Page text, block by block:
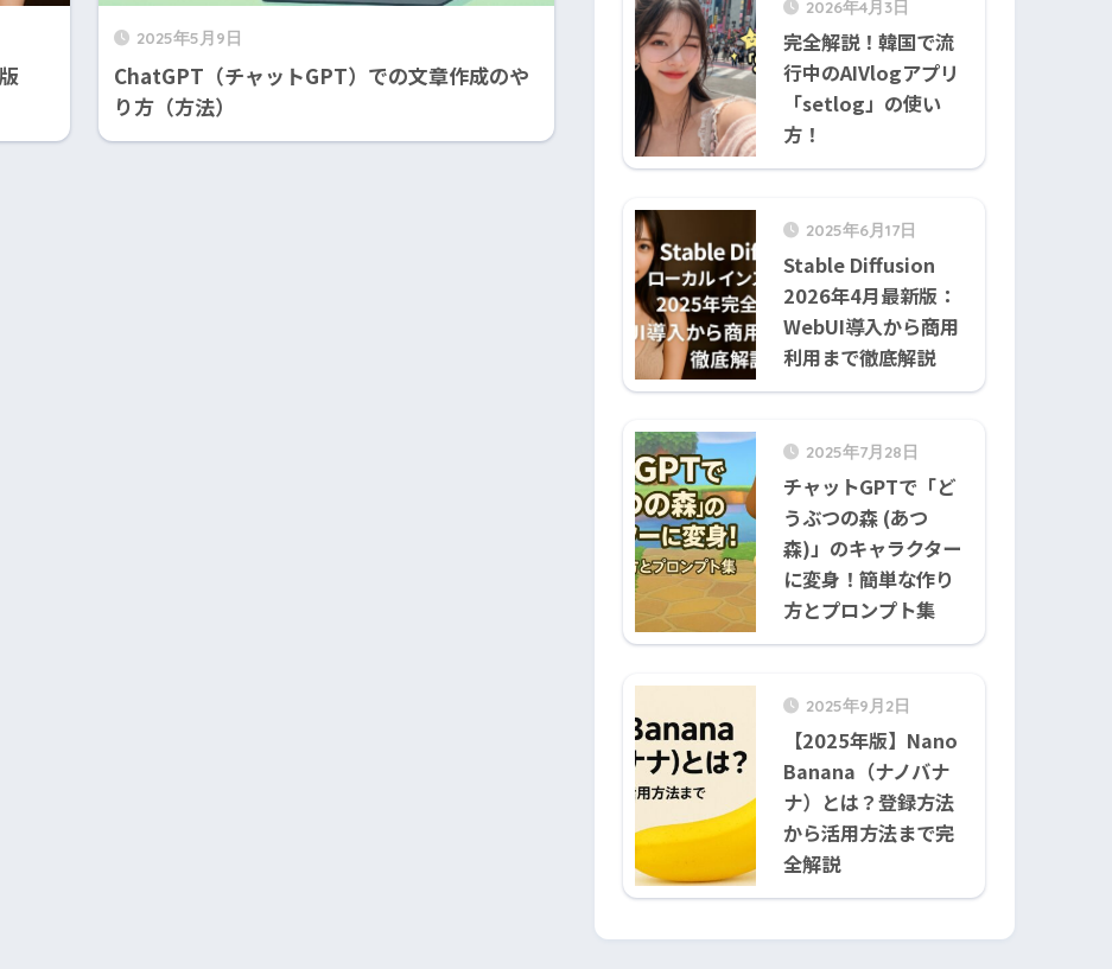
2025年5月9日
ChatGPT（チャットGPT）での文章作成のや
り方（方法）
2026年4月3日
完全解説！韓国で流
行中のAIVlogアプリ
「setlog」の使い
方！
2025年6月17日
Stable Diffusion
2026年4月最新版：
WebUI導入から商用
利用まで徹底解説
2025年7月28日
チャットGPTで「ど
うぶつの森 (あつ
森)」のキャラクター
に変身！簡単な作り
方とプロンプト集
2025年9月2日
【2025年版】Nano
Banana（ナノバナ
ナ）とは？登録方法
から活用方法まで完
全解説